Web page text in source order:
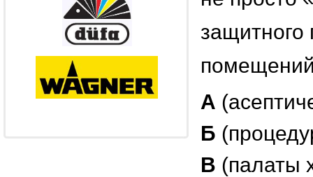
защитного
А
Б
В (палаты